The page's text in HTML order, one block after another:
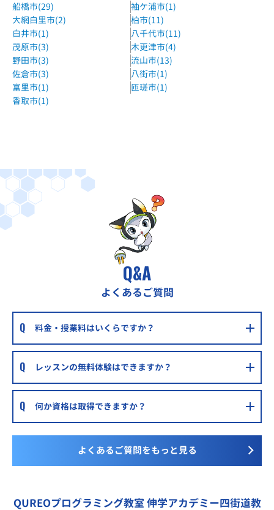
船橋市(29)
袖ケ浦市(1)
大網白里市(2)
柏市(11)
白井市(1)
八千代市(11)
茂原市(3)
木更津市(4)
野田市(3)
流山市(13)
佐倉市(3)
八街市(1)
富里市(1)
匝瑳市(1)
香取市(1)
Q&A
よくあるご質問
料金・授業料はいくらですか？
レッスンの無料体験はできますか？
何か資格は取得できますか？
よくあるご質問をもっと見る
QUREOプログラミング教室 伸学アカデミー四街道教